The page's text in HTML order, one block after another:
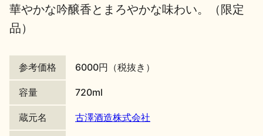
地酒川柳 地酒小説
華やかな吟醸香とまろやかな味わい。（限定
品）
参考価格 6000円（税抜き）
容量 720ml
蔵元名 古澤酒造株式会社